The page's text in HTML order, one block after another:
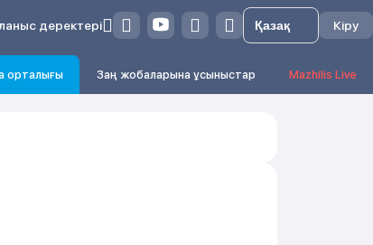
деректері Кіру
орталығы Заң жобаларына ұсыныстар Mazhilis Live